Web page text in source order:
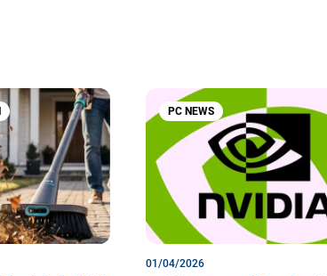
PC NEWS
01/04/2026